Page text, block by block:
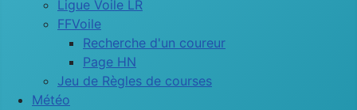
Ligue Voile LR
FFVoile
Recherche d'un coureur
Page HN
Jeu de Règles de courses
Météo